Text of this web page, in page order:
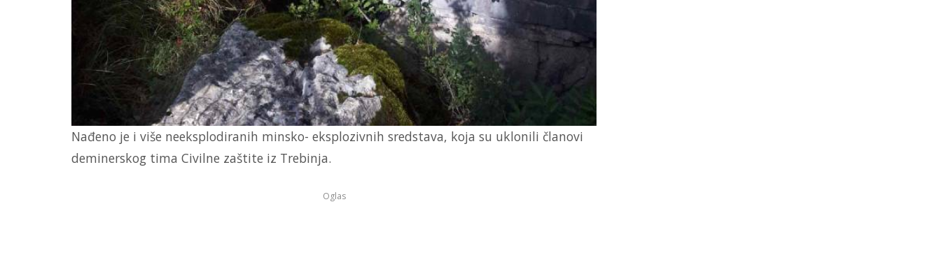
Nađeno je i više neeksplodiranih minsko- eksplozivnih sredstava, koja su uklonili članovi
deminerskog tima Civilne zaštite iz Trebinja.
Oglas